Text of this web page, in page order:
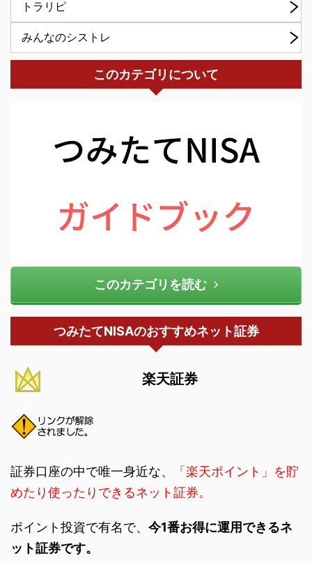
トラリピ
みんなのシストレ
このカテゴリについて
このカテゴリを読む
つみたてNISAのおすすめネット証券
楽天証券
証券口座の中で唯一身近な、
「楽天ポイント」を貯
めたり使ったりできるネット証券。
ポイント投資で有名で、 今1番お得に運用できるネ
ット証券です。